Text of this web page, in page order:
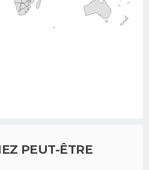
PEUT-ÊTRE